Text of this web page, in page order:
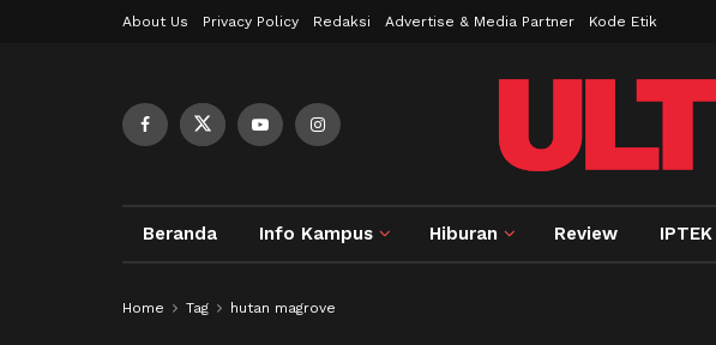
About Us Privacy Policy Redaksi Advertise & Media Partner Kode Etik
Beranda Info Kampus Hiburan Review IPTEK
Home Tag hutan magrove